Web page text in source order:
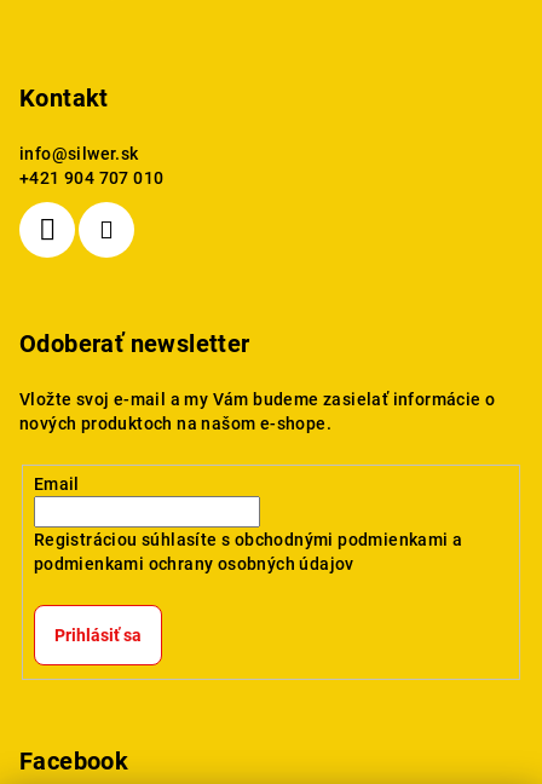
Kontakt
info@silwer.sk
+421 904 707 010
Odoberať newsletter
Vložte svoj e-mail a my Vám budeme zasielať informácie o
nových produktoch na našom e-shope.
Email
Registráciou súhlasíte s obchodnými podmienkami a
podmienkami ochrany osobných údajov
Prihlásiť sa
Facebook